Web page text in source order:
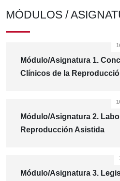
MÓDULOS /
Módulo/Asignatura 1.
Clínicos de la
Módulo/Asignatura 2.
Reproducción Asistida
Módulo/Asignatura 3.